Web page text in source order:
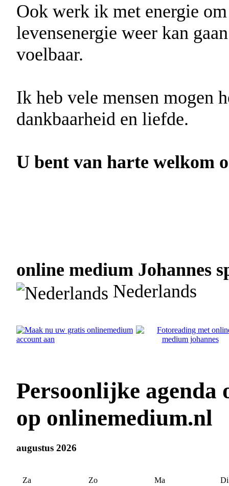
Ook werk ik met energie
levensenergie weer kan
voelbaar.
Ik heb vele mensen mogen
dankbaarheid en liefde.
U bent van harte welkom
online medium Johannes
Nederlands
Persoonlijke agenda
op onlinemedium.nl
augustus 2026
Za Zo Ma Di